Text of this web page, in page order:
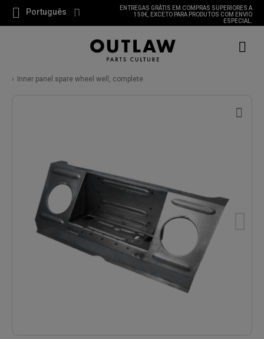
Português
ENTREGAS GRÁTIS EM COMPRAS SUPERIORES A
150€, EXCETO PARA PRODUTOS COM ENVIO
ESPECIAL.
Inner panel spare wheel well, complete